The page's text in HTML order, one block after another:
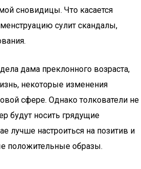
сновидицы. Что касается
сулит скандалы,
дама преклонного возраста,
некоторые изменения
сфере. Однако толкователи не
будут носить грядущие
лучше настроиться на позитив и
положительные образы.